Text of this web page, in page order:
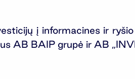
į informacines ir
AB BAIP grupė ir AB